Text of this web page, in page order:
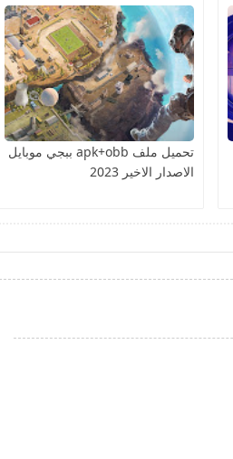
تحميل ملف apk+obb ببجي موبايل
الاصدار الاخير 2023